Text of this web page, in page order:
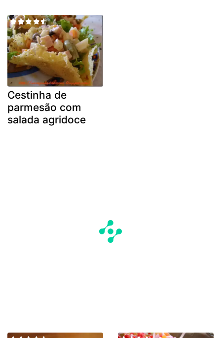
Cestinha de
parmesão com
salada agridoce